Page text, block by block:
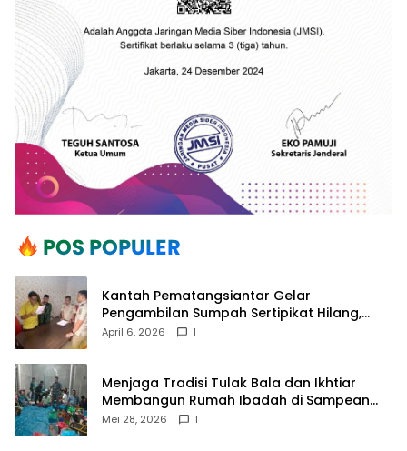
Kantah Pematangsiantar Gelar
Pengambilan Sumpah Sertipikat Hilang,
Perkuat Kepastian Hukum Pertanahan
April 6, 2026 1
Menjaga Tradisi Tulak Bala dan Ikhtiar
Membangun Rumah Ibadah di Sampean
Barat
Mei 28, 2026 1